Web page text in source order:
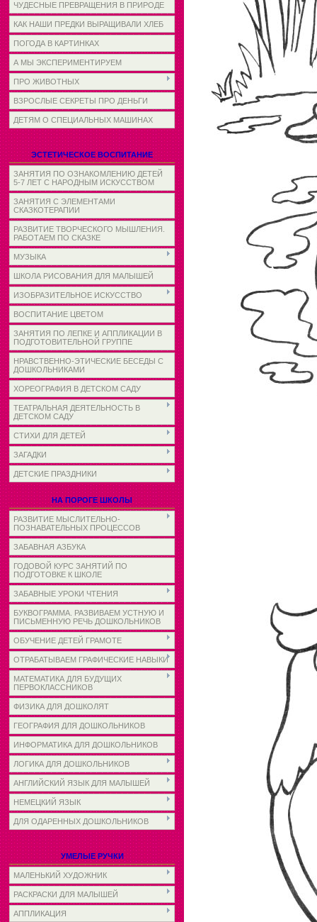
ЧУДЕСНЫЕ ПРЕВРАЩЕНИЯ В ПРИРОДЕ
КАК НАШИ ПРЕДКИ ВЫРАЩИВАЛИ ХЛЕБ
ПОГОДА В КАРТИНКАХ
А МЫ ЭКСПЕРИМЕНТИРУЕМ
ПРО ЖИВОТНЫХ
ВЗРОСЛЫЕ СЕКРЕТЫ ПРО ДЕНЬГИ
ДЕТЯМ О СПЕЦИАЛЬНЫХ МАШИНАХ
ЭСТЕТИЧЕСКОЕ ВОСПИТАНИЕ
ЗАНЯТИЯ ПО ОЗНАКОМЛЕНИЮ ДЕТЕЙ
5-7 ЛЕТ С НАРОДНЫМ ИСКУССТВОМ
ЗАНЯТИЯ С ЭЛЕМЕНТАМИ
СКАЗКОТЕРАПИИ
РАЗВИТИЕ ТВОРЧЕСКОГО МЫШЛЕНИЯ.
РАБОТАЕМ ПО СКАЗКЕ
МУЗЫКА
ШКОЛА РИСОВАНИЯ ДЛЯ МАЛЫШЕЙ
ИЗОБРАЗИТЕЛЬНОЕ ИСКУССТВО
ВОСПИТАНИЕ ЦВЕТОМ
ЗАНЯТИЯ ПО ЛЕПКЕ И АППЛИКАЦИИ В
ПОДГОТОВИТЕЛЬНОЙ ГРУППЕ
НРАВСТВЕННО-ЭТИЧЕСКИЕ БЕСЕДЫ С
ДОШКОЛЬНИКАМИ
ХОРЕОГРАФИЯ В ДЕТСКОМ САДУ
ТЕАТРАЛЬНАЯ ДЕЯТЕЛЬНОСТЬ В
ДЕТСКОМ САДУ
СТИХИ ДЛЯ ДЕТЕЙ
ЗАГАДКИ
ДЕТСКИЕ ПРАЗДНИКИ
НА ПОРОГЕ ШКОЛЫ
РАЗВИТИЕ МЫСЛИТЕЛЬНО-
ПОЗНАВАТЕЛЬНЫХ ПРОЦЕССОВ
ЗАБАВНАЯ АЗБУКА
ГОДОВОЙ КУРС ЗАНЯТИЙ ПО
ПОДГОТОВКЕ К ШКОЛЕ
ЗАБАВНЫЕ УРОКИ ЧТЕНИЯ
БУКВОГРАММА. РАЗВИВАЕМ УСТНУЮ И
ПИСЬМЕННУЮ РЕЧЬ ДОШКОЛЬНИКОВ
ОБУЧЕНИЕ ДЕТЕЙ ГРАМОТЕ
ОТРАБАТЫВАЕМ ГРАФИЧЕСКИЕ НАВЫКИ
МАТЕМАТИКА ДЛЯ БУДУЩИХ
ПЕРВОКЛАССНИКОВ
ФИЗИКА ДЛЯ ДОШКОЛЯТ
ГЕОГРАФИЯ ДЛЯ ДОШКОЛЬНИКОВ
ИНФОРМАТИКА ДЛЯ ДОШКОЛЬНИКОВ
ЛОГИКА ДЛЯ ДОШКОЛЬНИКОВ
АНГЛИЙСКИЙ ЯЗЫК ДЛЯ МАЛЫШЕЙ
НЕМЕЦКИЙ ЯЗЫК
ДЛЯ ОДАРЕННЫХ ДОШКОЛЬНИКОВ
УМЕЛЫЕ РУЧКИ
МАЛЕНЬКИЙ ХУДОЖНИК
РАСКРАСКИ ДЛЯ МАЛЫШЕЙ
АППЛИКАЦИЯ